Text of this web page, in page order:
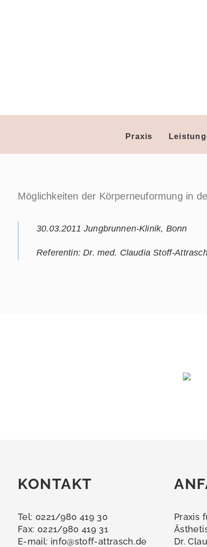
Praxis
Möglichkeiten der Körperneuformung in
30.03.2011 Jungbrunnen-Klinik, Bonn
Referentin: Dr. med. Claudia Stoff-
KONTAKT
Tel: 0221/980 419 30
Fax: 0221/980 419 31
E-mail: info@stoff-attrasch.de
Praxis
Dr.